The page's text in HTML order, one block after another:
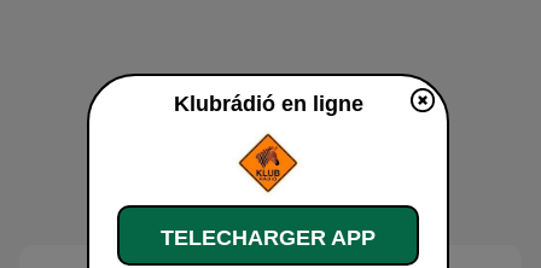
Klubrádió en ligne
TELECHARGER APP